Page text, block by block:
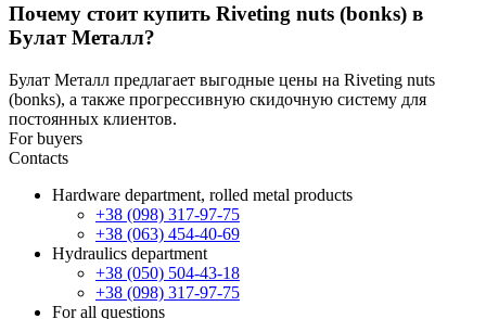
Почему стоит купить Riveting nuts (bonks) в
Булат Металл?
Булат Металл предлагает выгодные цены на Riveting nuts
(bonks), а также прогрессивную скидочную систему для
постоянных клиентов.
For buyers
Contacts
Hardware department, rolled metal products
+38 (098) 317-97-75
+38 (063) 454-40-69
Hydraulics department
+38 (050) 504-43-18
+38 (098) 317-97-75
For all questions